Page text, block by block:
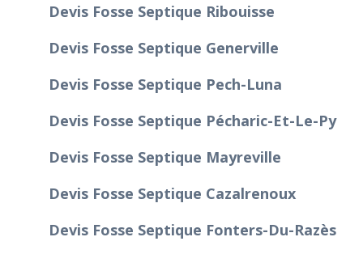
Devis Fosse Septique Ribouisse
Devis Fosse Septique Generville
Devis Fosse Septique Pech-Luna
Devis Fosse Septique Pécharic-Et-Le-Py
Devis Fosse Septique Mayreville
Devis Fosse Septique Cazalrenoux
Devis Fosse Septique Fonters-Du-Razès